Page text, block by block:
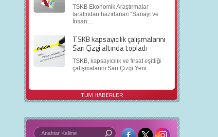
TSKB Ekonomik Araştırmalar
tarafından hazırlanan “Sanayi ve
İnsan:...
TSKB kapsayıcılık çalışmalarını
Sarı Çizgi altında topladı
TSKB, kapsayıcılık ve fırsat eşitliği
çalışmalarını Sarı Çizgi Yeni...
TÜM HABERLER